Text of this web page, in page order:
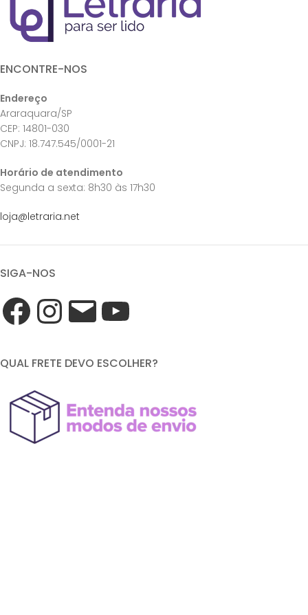
ENCONTRE-NOS
Endereço
Araraquara/SP
CEP: 14801-030
CNPJ: 18.747.545/0001-21
Horário de atendimento
Segunda a sexta: 8h30 às 17h30
loja@letraria.net
SIGA-NOS
QUAL FRETE DEVO ESCOLHER?